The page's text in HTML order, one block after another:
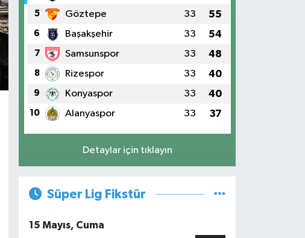
5 Göztepe 33 55
6 Başakşehir 33 54
7 Samsunspor 33 48
8 Rizespor 33 40
9 Konyaspor 33 40
10 Alanyaspor 33 37
Detaylar için tıklayın
Süper Lig Fikstür
15 Mayıs, Cuma